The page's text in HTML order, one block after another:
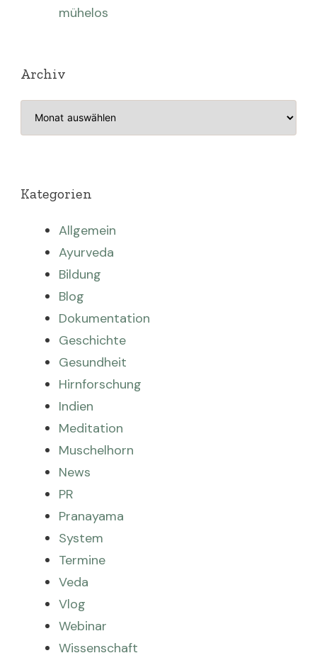
mühelos
Archiv
Archiv
Kategorien
Allgemein
Ayurveda
Bildung
Blog
Dokumentation
Geschichte
Gesundheit
Hirnforschung
Indien
Meditation
Muschelhorn
News
PR
Pranayama
System
Termine
Veda
Vlog
Webinar
Wissenschaft